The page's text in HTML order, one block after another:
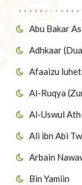
Abu Bakar
Adhkaar
Afaaizu
Al-Ruqya
Al-Uswul
Ali ibn Abi
Arbain
Bin Yamiin